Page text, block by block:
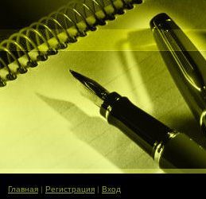
Главная | Регистрация | Вход